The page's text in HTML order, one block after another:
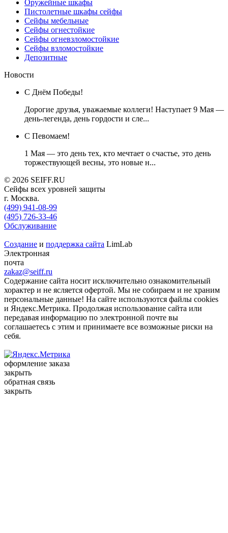
Оружейные шкафы
Пистолетные шкафы сейфы
Сейфы мебельные
Сейфы огнестойкие
Сейфы огневзломостойкие
Сейфы взломостойкие
Депозитные
Новости
С Днём Победы!
Дорогие друзья, уважаемые коллеги! Наступает 9 Мая —
день-легенда, день гордости и сле...
C Певомаем!
1 Мая — это день тех, кто мечтает о счастье, это день
торжествующей весны, это новые н...
© 2026 SEIFF.RU
Cейфы всех уровней защиты
г. Москва.
(499) 941-08-99
(495) 726-33-46
‎Обслуживание
Создание и поддержка сайта LimLab
Электронная
почта
zakaz@seiff.ru
Содержание сайта носит исключительно ознакомительный
хорактер и не ясляется офертой. Мы не собираем и не храним
персональные данные! На сайте используются файлы cookies
и Яндекс.Метрика. Продолжая использование сайта или
передавая информацию по электронной почте вы
соглашаетесь с этим и принимаете все возможные риски на
себя.
оформление заказа
закрыть
обратная связь
закрыть